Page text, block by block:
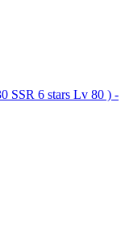
SSR 6 stars Lv 80 ) -